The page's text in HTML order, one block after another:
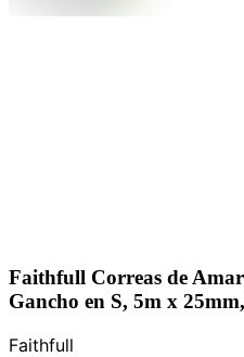
Faithfull Correas de
Gancho en S, 5m x
Faithfull